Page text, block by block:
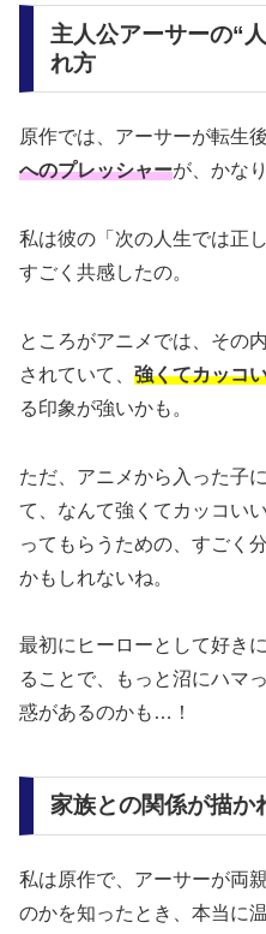
主人公アーサーの“
れ方
原作では、アーサーが転生
へのプレッシャーが、かな
私は彼の「次の人生では正
すごく共感したの。
ところがアニメでは、その
されていて、 強くてカッコ
る印象が強いかも。
ただ、アニメから入った子
て、なんて強くてカッコい
ってもらうための、すごく
かもしれないね。
最初にヒーローとして好き
ることで、もっと沼にハマ
惑があるのかも…！
家族との関係が描か
私は原作で、アーサーが両
のかを知ったとき、本当に